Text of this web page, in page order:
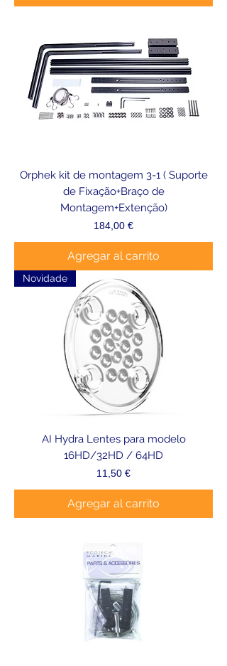
Orphek kit de montagem 3-1 ( Suporte
de Fixação+Braço de
Montagem+Extenção)
Precio
184,00 €
Agregar al carrito
Novidade
AI Hydra Lentes para modelo
16HD/32HD / 64HD
Precio
11,50 €
Agregar al carrito